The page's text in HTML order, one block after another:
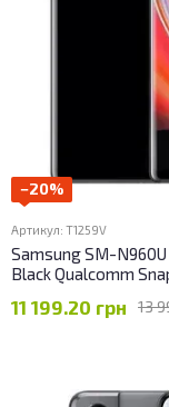
−20%
Артикул: T1259V
Samsung SM-
Black Qualcomm
13
11 199.20 грн